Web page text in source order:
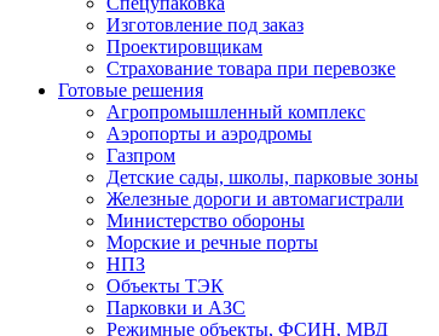
Изготовление под заказ
Проектировщикам
Страхование товара при перевозке
Готовые решения
Агропромышленный комплекс
Аэропорты и аэродромы
Газпром
Детские сады, школы, парковые зоны
Железные дороги и автомагистрали
Министерство обороны
Морские и речные порты
НПЗ
Объекты ТЭК
Парковки и АЗС
Режимные объекты, ФСИН, МВД